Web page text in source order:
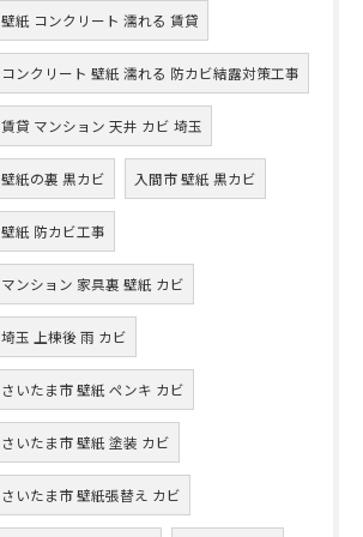
壁紙 コンクリート 濡れる 賃貸
コンクリート 壁紙 濡れる 防カビ結露対策工事
賃貸 マンション 天井 カビ 埼玉
壁紙の裏 黒カビ 入間市 壁紙 黒カビ
壁紙 防カビ工事
マンション 家具裏 壁紙 カビ
埼玉 上棟後 雨 カビ
さいたま市 壁紙 ペンキ カビ
さいたま市 壁紙 塗装 カビ
さいたま市 壁紙張替え カビ